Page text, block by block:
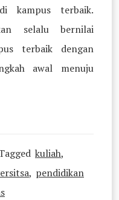
kampus terbaik.
selalu bernilai
terbaik dengan
awal menuju
kuliah,
, pendidikan